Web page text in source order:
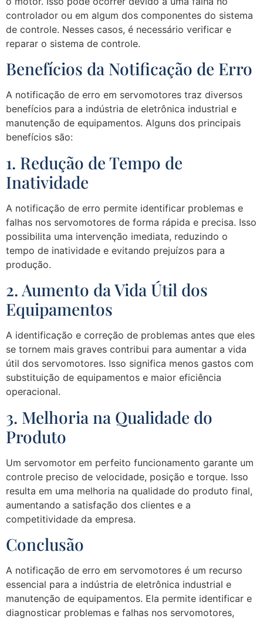
controlador ou em algum dos componentes do sistema
de controle. Nesses casos, é necessário verificar e
reparar o sistema de controle.
Benefícios da Notificação de Erro
A notificação de erro em servomotores traz diversos
benefícios para a indústria de eletrônica industrial e
manutenção de equipamentos. Alguns dos principais
benefícios são:
1. Redução de Tempo de
Inatividade
A notificação de erro permite identificar problemas e
falhas nos servomotores de forma rápida e precisa. Isso
possibilita uma intervenção imediata, reduzindo o
tempo de inatividade e evitando prejuízos para a
produção.
2. Aumento da Vida Útil dos
Equipamentos
A identificação e correção de problemas antes que eles
se tornem mais graves contribui para aumentar a vida
útil dos servomotores. Isso significa menos gastos com
substituição de equipamentos e maior eficiência
operacional.
3. Melhoria na Qualidade do
Produto
Um servomotor em perfeito funcionamento garante um
controle preciso de velocidade, posição e torque. Isso
resulta em uma melhoria na qualidade do produto final,
aumentando a satisfação dos clientes e a
competitividade da empresa.
Conclusão
A notificação de erro em servomotores é um recurso
essencial para a indústria de eletrônica industrial e
manutenção de equipamentos. Ela permite identificar e
diagnosticar problemas e falhas nos servomotores,